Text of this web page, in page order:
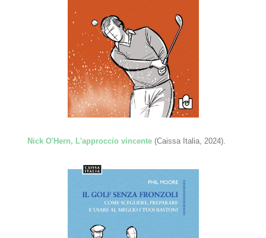
Nick O'Hern, L'approccio vincente(Caissa Italia, 2024).